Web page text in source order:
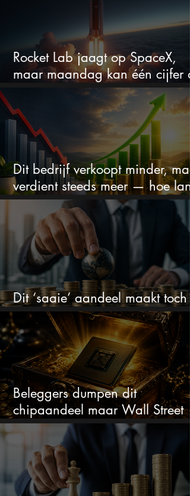
Rocket Lab jaagt op SpaceX,
maar maandag kan één cijfer
droom doorprikken?
Dit bedrijf verkoopt minder,
verdient steeds meer — hoe
kan dit sprookje doorgaan?
Dit ‘saaie’ aandeel maakt toch
bizar veel winst
Beleggers dumpen dit
chipaandeel maar Wall Street
ziet een zeldzame koopkans